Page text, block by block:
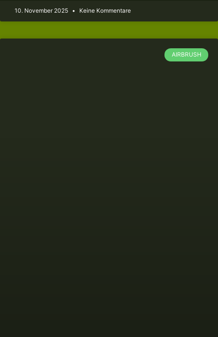
10. November 2025 Keine Kommentare
AIRBRUSH